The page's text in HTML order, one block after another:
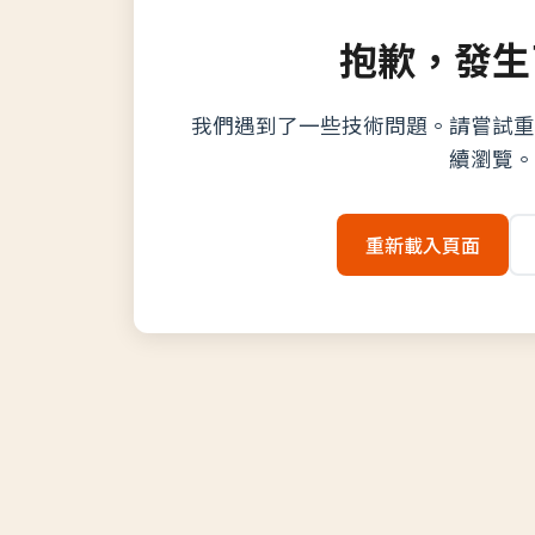
抱歉，發
我們遇到了一些技術問題。請嘗試
續瀏覽。
重新載入頁面